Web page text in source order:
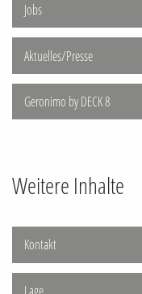
Jobs
Aktuelles/Presse
Geronimo by DECK 8
Weitere Inhalte
Kontakt